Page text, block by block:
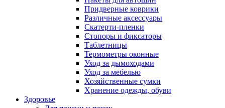
Придверные коврики
Различные аксессуары
Скатерти-пленки
Стопоры и фиксаторы
Таблетницы
Термометры оконные
Уход за дымоходами
Уход за мебелью
Хозяйственные сумки
Хранение одежды, обуви
Здоровье